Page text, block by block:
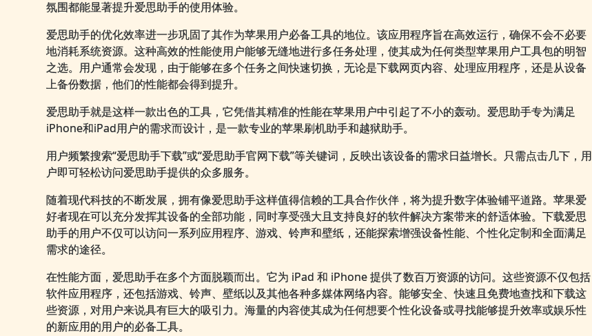
氛围都能显著提升爱思助手的使用体验。
爱思助手的优化效率进一步巩固了其作为苹果用户必备工具的地位。该应用程序旨在高效运行，确保不会不必要
地消耗系统资源。这种高效的性能使用户能够无缝地进行多任务处理，使其成为任何类型苹果用户工具包的明智
之选。用户通常会发现，由于能够在多个任务之间快速切换，无论是下载网页内容、处理应用程序，还是从设备
上备份数据，他们的性能都会得到提升。
爱思助手就是这样一款出色的工具，它凭借其精准的性能在苹果用户中引起了不小的轰动。爱思助手专为满足
iPhone和iPad用户的需求而设计，是一款专业的苹果刷机助手和越狱助手。
用户频繁搜索“爱思助手下载”或“爱思助手官网下载”等关键词，反映出该设备的需求日益增长。只需点击几下，用
户即可轻松访问爱思助手提供的众多服务。
随着现代科技的不断发展，拥有像爱思助手这样值得信赖的工具合作伙伴，将为提升数字体验铺平道路。苹果爱
好者现在可以充分发挥其设备的全部功能，同时享受强大且支持良好的软件解决方案带来的舒适体验。下载爱思
助手的用户不仅可以访问一系列应用程序、游戏、铃声和壁纸，还能探索增强设备性能、个性化定制和全面满足
需求的途径。
在性能方面，爱思助手在多个方面脱颖而出。它为 iPad 和 iPhone 提供了数百万资源的访问。这些资源不仅包括
软件应用程序，还包括游戏、铃声、壁纸以及其他各种多媒体网络内容。能够安全、快速且免费地查找和下载这
些资源，对用户来说具有巨大的吸引力。海量的内容使其成为任何想要个性化设备或寻找能够提升效率或娱乐性
的新应用的用户的必备工具。